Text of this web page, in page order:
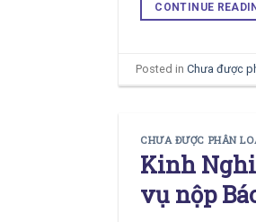
CONTINUE
Posted inChưa được
CHƯA ĐƯỢC PHÂN
Kinh
vụ nộp